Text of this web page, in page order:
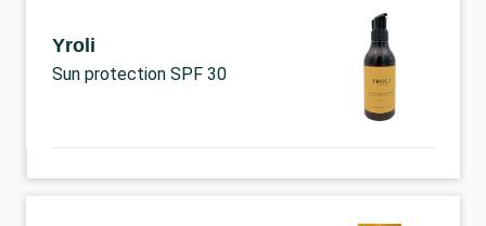
Yroli
Sun protection SPF 30